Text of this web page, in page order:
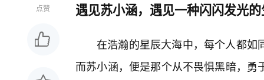
点赞 遇见苏小涵，遇见一种闪闪发光
在浩瀚的星辰大海中，每个人都如
而苏小涵，便是那个从不畏惧黑暗，